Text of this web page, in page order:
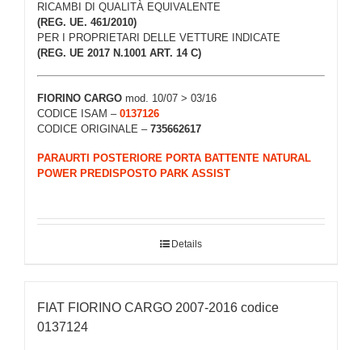
RICAMBI DI QUALITÀ EQUIVALENTE
(REG. UE. 461/2010)
PER I PROPRIETARI DELLE VETTURE INDICATE
(REG. UE 2017 N.1001 ART. 14 C)
FIORINO CARGO mod. 10/07 > 03/16
CODICE ISAM – 0137126
CODICE ORIGINALE – 735662617
PARAURTI POSTERIORE PORTA BATTENTE NATURAL
POWER PREDISPOSTO PARK ASSIST
Details
FIAT FIORINO CARGO 2007-2016 codice
0137124